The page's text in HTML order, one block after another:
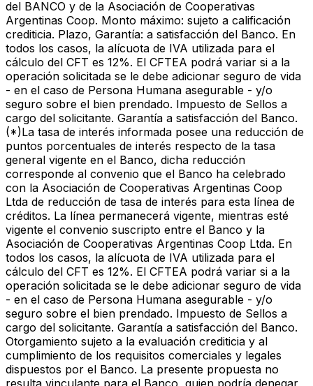
del BANCO y de la Asociación de Cooperativas
Argentinas Coop. Monto máximo: sujeto a calificación
crediticia. Plazo, Garantía: a satisfacción del Banco. En
todos los casos, la alícuota de IVA utilizada para el
cálculo del CFT es 12%. El CFTEA podrá variar si a la
operación solicitada se le debe adicionar seguro de vida
- en el caso de Persona Humana asegurable - y/o
seguro sobre el bien prendado. Impuesto de Sellos a
cargo del solicitante. Garantía a satisfacción del Banco.
(*)La tasa de interés informada posee una reducción de
puntos porcentuales de interés respecto de la tasa
general vigente en el Banco, dicha reducción
corresponde al convenio que el Banco ha celebrado
con la Asociación de Cooperativas Argentinas Coop
Ltda de reducción de tasa de interés para esta línea de
créditos. La línea permanecerá vigente, mientras esté
vigente el convenio suscripto entre el Banco y la
Asociación de Cooperativas Argentinas Coop Ltda. En
todos los casos, la alícuota de IVA utilizada para el
cálculo del CFT es 12%. El CFTEA podrá variar si a la
operación solicitada se le debe adicionar seguro de vida
- en el caso de Persona Humana asegurable - y/o
seguro sobre el bien prendado. Impuesto de Sellos a
cargo del solicitante. Garantía a satisfacción del Banco.
Otorgamiento sujeto a la evaluación crediticia y al
cumplimiento de los requisitos comerciales y legales
dispuestos por el Banco. La presente propuesta no
resulta vinculante para el Banco, quien podría denegar